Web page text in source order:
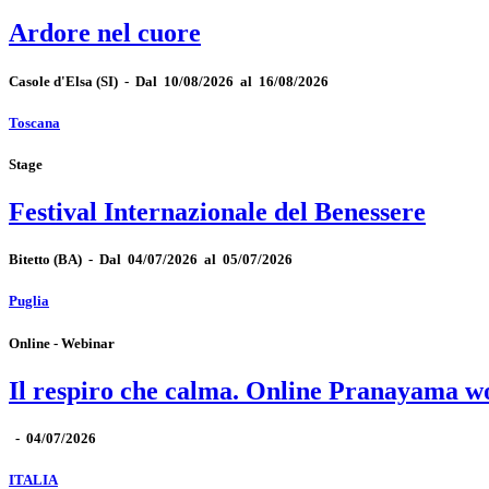
Ardore nel cuore
Casole d'Elsa (SI) - Dal 10/08/2026 al 16/08/2026
Toscana
Stage
Festival Internazionale del Benessere
Bitetto (BA) - Dal 04/07/2026 al 05/07/2026
Puglia
Online - Webinar
Il respiro che calma. Online Pranayama
- 04/07/2026
ITALIA